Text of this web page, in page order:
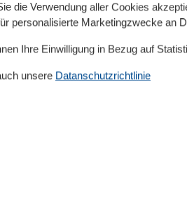
befindet sich auf dem
es in der Hauptsaison
von 7, 10 oder
über den Jahreswechsel
als auch der Pkw-
Size: 181-210 cm
size
die Verwendung aller Cookies
personalisierte Marketingzwecke an
Ihre Einwilligung in Bezug auf
unsere Datanschutzrichtlinie